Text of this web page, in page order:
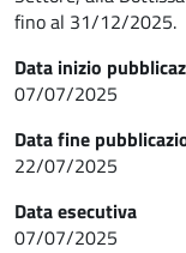
fino al 31/12/2025.
Data inizio
07/07/2025
Data fine
22/07/2025
Data esecutiva
07/07/2025